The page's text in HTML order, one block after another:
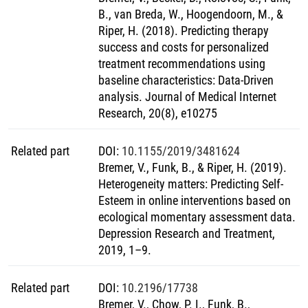
B., van Breda, W., Hoogendoorn, M., &
Riper, H. (2018). Predicting therapy
success and costs for personalized
treatment recommendations using
baseline characteristics: Data-Driven
analysis. Journal of Medical Internet
Research, 20(8), e10275
Related part DOI: 10.1155/2019/3481624
Bremer, V., Funk, B., & Riper, H. (2019).
Heterogeneity matters: Predicting Self-
Esteem in online interventions based on
ecological momentary assessment data.
Depression Research and Treatment,
2019, 1–9.
Related part DOI: 10.2196/17738
Bremer, V., Chow, P. I., Funk, B.,
auf maschinellem Lernen basierenden
Entscheidungsunterstützungssystemen in der klinischen
Praxis aus der Sicht von Psychotherapeuten untersucht.